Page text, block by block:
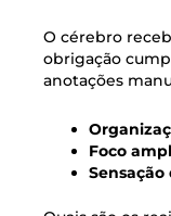
O cérebro
obrigação
anotações
Foco